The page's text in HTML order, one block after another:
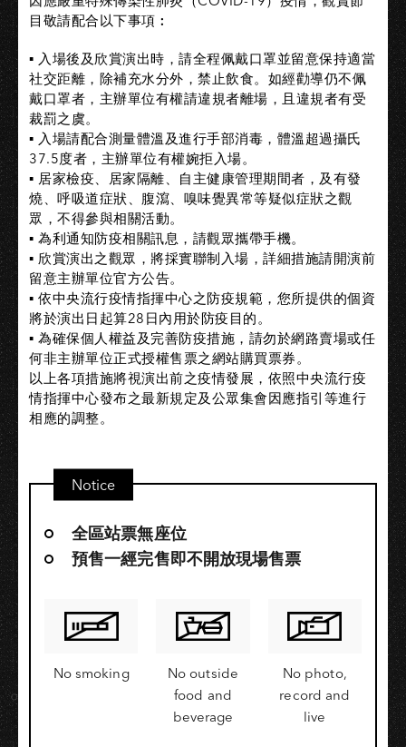
目敬請配合以下事項︰
▪️ 入場後及欣賞演出時，請全程佩戴口罩並留意保持適當
社交距離，除補充水分外，禁止飲食。如經勸導仍不佩
戴口罩者，主辦單位有權請違規者離場，且違規者有受
裁罰之虞。
▪️ 入場請配合測量體溫及進行手部消毒，體溫超過攝氏
37.5度者，主辦單位有權婉拒入場。
▪️ 居家檢疫、居家隔離、自主健康管理期間者，及有發
燒、呼吸道症狀、腹瀉、嗅味覺異常等疑似症狀之觀
眾，不得參與相關活動。
▪️ 為利通知防疫相關訊息，請觀眾攜帶手機。
▪️ 欣賞演出之觀眾，將採實聯制入場，詳細措施請開演前
留意主辦單位官方公告。
▪️ 依中央流行疫情指揮中心之防疫規範，您所提供的個資
將於演出日起算28日內用於防疫目的。
▪️ 為確保個人權益及完善防疫措施，請勿於網路賣場或任
何非主辦單位正式授權售票之網站購買票券。
以上各項措施將視演出前之疫情發展，依照中央流行疫
情指揮中心發布之最新規定及公眾集會因應指引等進行
相應的調整。
Notice
全區站票無座位
預售一經完售即不開放現場售票
No smoking
No outside
food and
beverage
No photo,
record and
live